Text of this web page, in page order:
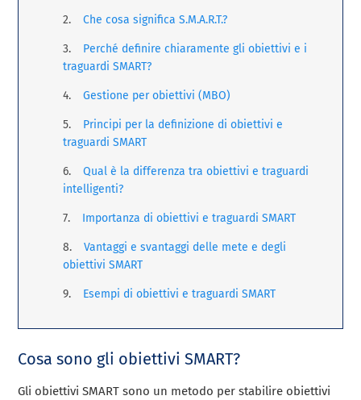
Che cosa significa S.M.A.R.T.?
Perché definire chiaramente gli obiettivi e i
traguardi SMART?
Gestione per obiettivi (MBO)
Principi per la definizione di obiettivi e
traguardi SMART
Qual è la differenza tra obiettivi e traguardi
intelligenti?
Importanza di obiettivi e traguardi SMART
Vantaggi e svantaggi delle mete e degli
obiettivi SMART
Esempi di obiettivi e traguardi SMART
Cosa sono gli obiettivi SMART?
Gli obiettivi SMART sono un metodo per stabilire obiettivi